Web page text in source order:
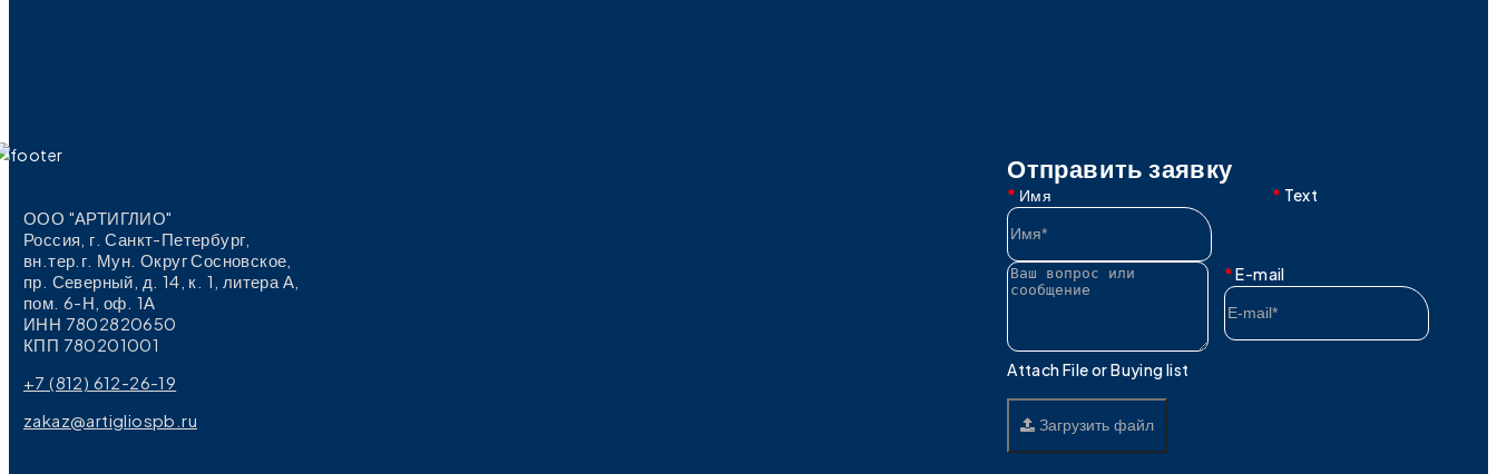
ООО "АРТИГЛИО"
Россия, г. Санкт-Петербург,
вн.тер.г. Мун. Округ Сосновское,
пр. Северный, д. 14, к. 1, литера А,
пом. 6-Н, оф. 1А
ИНН 7802820650
КПП 780201001
+7 (812) 612-26-19
zakaz@artigliospb.ru
Отправить заявку
Имя
E-mail
Text
Attach File or Buying list
Загрузить файл